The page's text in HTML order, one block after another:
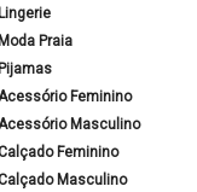
Praia
Feminino
Masculino
Feminino
Masculino